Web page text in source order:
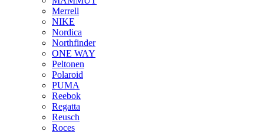
Merrell
NIKE
Nordica
Northfinder
ONE WAY
Peltonen
Polaroid
PUMA
Reebok
Regatta
Reusch
Roces